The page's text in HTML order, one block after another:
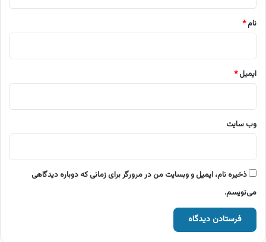
نام*
ایمیل*
وب‌ سایت
ذخیره نام، ایمیل و وبسایت من در مرورگر برای زمانی که دوباره دیدگاهی
می‌نویسم.